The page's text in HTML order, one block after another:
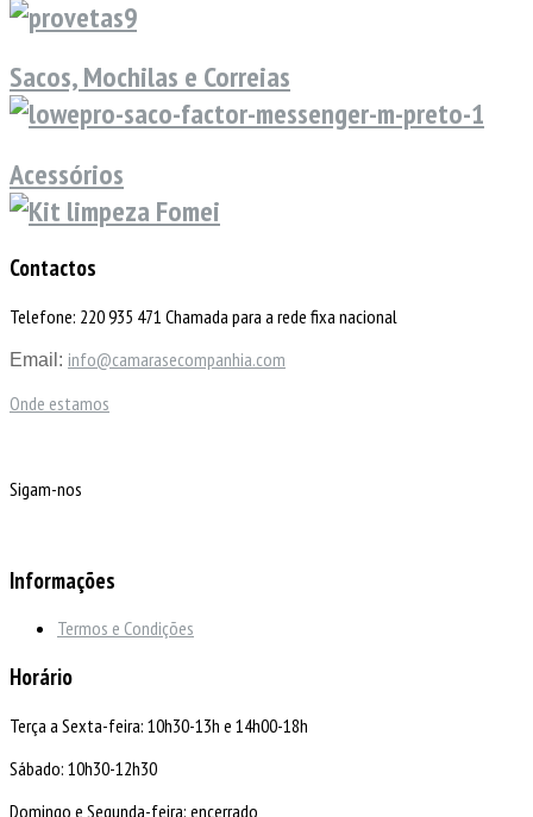
Sacos, Mochilas e Correias
Acessórios
Contactos
Telefone: 220 935 471 Chamada para a rede fixa nacional
Email: info@camarasecompanhia.com
Onde estamos
Sigam-nos
Informações
Termos e Condições
Horário
Terça a Sexta-feira: 10h30-13h e 14h00-18h
Sábado: 10h30-12h30
Domingo e Segunda-feira: encerrado